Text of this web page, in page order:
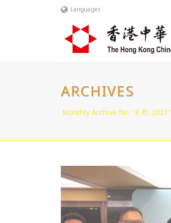
Languages
ARCHIVES
Monthly Archive for: "8 月, 2021"